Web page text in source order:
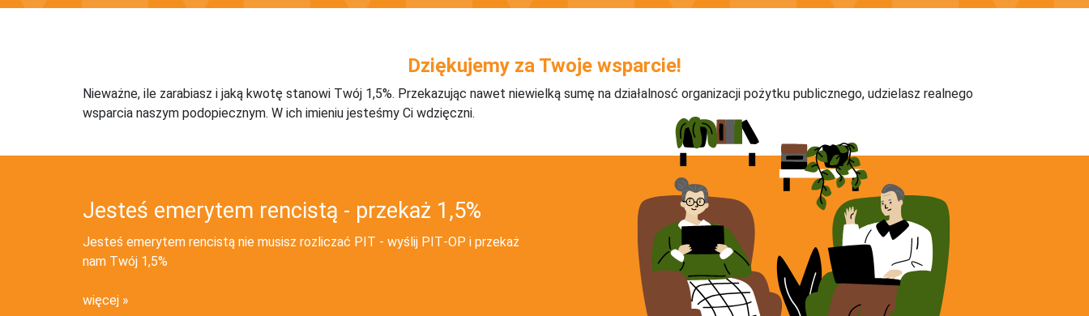
Dziękujemy za Twoje wsparcie!
Nieważne, ile zarabiasz i jaką kwotę stanowi Twój 1,5%. Przekazując nawet niewielką sumę na działalnosć organizacji pożytku publicznego, udzielasz realnego
wsparcia naszym podopiecznym. W ich imieniu jesteśmy Ci wdzięczni.
Jesteś emerytem rencistą - przekaż 1,5%
Jesteś emerytem rencistą nie musisz rozliczać PIT - wyślij PIT‑OP i przekaż
nam Twój 1,5%
więcej